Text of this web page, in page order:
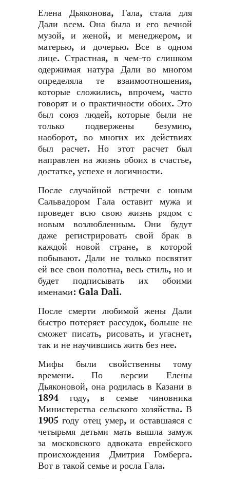
Елена Дьяконова, Гала, стала для
Дали всем. Она была и его вечной
музой, и женой, и менеджером, и
матерью, и дочерью. Все в одном
лице. Страстная, в чем-то слишком
одержимая натура Дали во многом
определяла те взаимоотношения,
которые сложились, впрочем, часто
говорят и о практичности обоих. Это
был союз людей, которые были не
только подвержены безумию,
наоборот, во многих их действиях
был расчет. Но этот расчет был
направлен на жизнь обоих в счастье,
достатке, успехе и логичности.
После случайной встречи с юным
Сальвадором Гала оставит мужа и
проведет всю свою жизнь рядом с
новым возлюбленным. Они будут
даже регистрировать свой брак в
каждой новой стране, в которой
побывают. Дали не только посвятит
ей все свои полотна, весь стиль, но и
будет подписывать их обоими
именами: Gala Dali.
После смерти любимой жены Дали
быстро потеряет рассудок, больше не
сможет писать, рисовать, и угаснет,
так и не научившись жить без нее.
Мифы были свойственны тому
времени. По версии Елены
Дьяконовой, она родилась в Казани в
1894 году, в семье чиновника
Министерства сельского хозяйства. В
1905 году отец умер, и оставшаяся с
четырьмя детьми мать вышла замуж
за московского адвоката еврейского
происхождения Дмитрия Гомберга.
Вот в такой семье и росла Гала.